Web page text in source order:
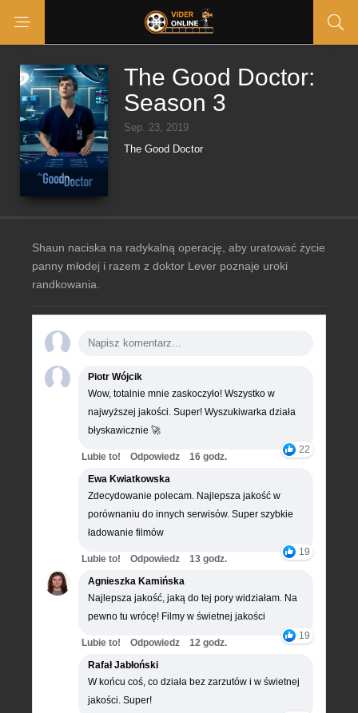
The Good Doctor:
Season 3
Sep. 23, 2019
The Good Doctor
Shaun naciska na radykalną operację, aby uratować życie
panny młodej i razem z doktor Lever poznaje uroki
randkowania.
Piotr Wójcik
Wow, totalnie mnie zaskoczyło! Wszystko w
najwyższej jakości. Super! Wyszukiwarka działa
błyskawicznie 🚀
22
Lubie to! Odpowiedz
16 godz.
Ewa Kwiatkowska
Zdecydowanie polecam. Najlepsza jakość w
porównaniu do innych serwisów. Super szybkie
ładowanie filmów
19
Lubie to! Odpowiedz
13 godz.
Agnieszka Kamińska
Najlepsza jakość, jaką do tej pory widziałam. Na
pewno tu wrócę! Filmy w świetnej jakości
19
Lubie to! Odpowiedz
12 godz.
Rafał Jabłoński
W końcu coś, co działa bez zarzutów i w świetnej
jakości. Super!